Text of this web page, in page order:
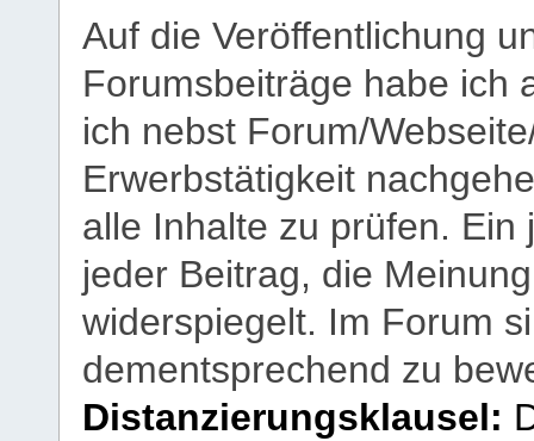
Auf die Veröffentlichung
Forumsbeiträge habe ich
ich nebst Forum/
Erwerbstätigkeit
alle Inhalte zu prüfen.
jeder Beitrag, die
widerspiegelt. Im Forum
dementsprechend zu
Distanzierungsklausel: